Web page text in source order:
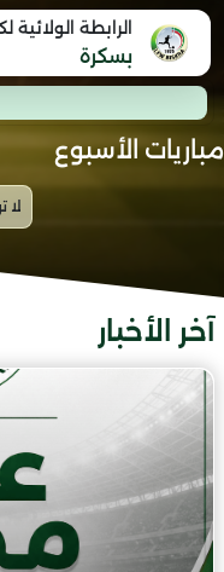
الرابطة الولائية
بسكرة
مباريات الأسبوع
آخر الأخبار